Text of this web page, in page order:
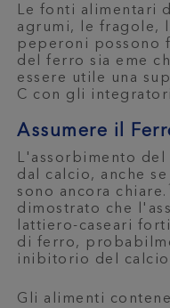
Le fonti alimentari
agrumi, le fragole,
peperoni possono
del ferro sia eme
essere utile una
C con gli
Assumere il
L'assorbimento
dal calcio, anche
sono ancora chiare.
dimostrato che
lattiero-caseari
di ferro,
inibitorio del
Gli alimenti